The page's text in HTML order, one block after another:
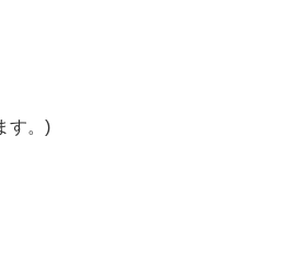
す。)